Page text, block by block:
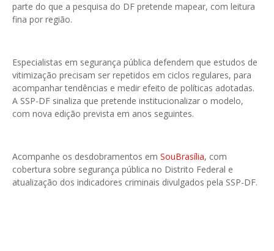
parte do que a pesquisa do DF pretende mapear, com leitura
fina por região.
Especialistas em segurança pública defendem que estudos de
vitimização precisam ser repetidos em ciclos regulares, para
acompanhar tendências e medir efeito de políticas adotadas.
A SSP-DF sinaliza que pretende institucionalizar o modelo,
com nova edição prevista em anos seguintes.
Acompanhe os desdobramentos em SouBrasília, com
cobertura sobre segurança pública no Distrito Federal e
atualização dos indicadores criminais divulgados pela SSP-DF.